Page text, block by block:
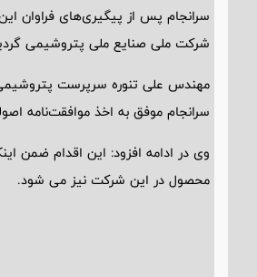
سرانجام پس از پیگیری‌های فراوان
شرکت ملی صنایع ملی پتروشیمی
مهندس علی تنوره سرپرست پتروشیمی
سرانجام موفق به اخذ موافقت‌نامه
وی در ادامه افزود: این اقدام ضمن
محصول در این شرکت نیز می شود.